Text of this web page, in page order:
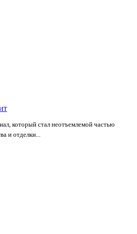
который стал неотъемлемой частью
и отделки...